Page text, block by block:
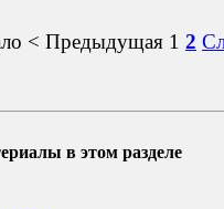
< Предыдущая 1 2
в этом разделе